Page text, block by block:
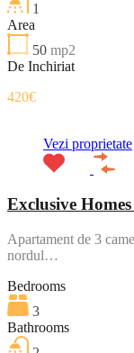
1
Area
50 mp2
De Inchiriat
420€
Vezi proprietate
Exclusive
Apartament de 3
nordul…
Bedrooms
3
Bathrooms